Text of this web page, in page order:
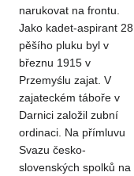
narukovat na frontu.
Jako kadet-aspirant 28.
pěšího pluku byl v
březnu 1915 v
Przemyślu zajat. V
zajateckém táboře v
Darnici založil zubní
ordinaci. Na přímluvu
Svazu česko-
slovenských spolků